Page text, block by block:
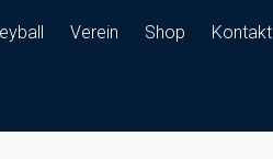
Verein Shop Kontakt